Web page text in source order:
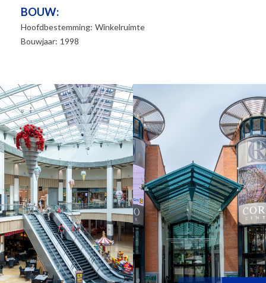
BOUW:
Hoofdbestemming: Winkelruimte
Bouwjaar: 1998